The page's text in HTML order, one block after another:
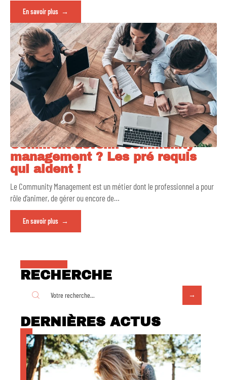
En savoir plus
Comment devenir community
management ? Les pré requis
qui aident !
Le Community Management est un métier dont le professionnel a pour
rôle d’animer, de gérer ou encore de…
En savoir plus
RECHERCHE
DERNIÈRES ACTUS